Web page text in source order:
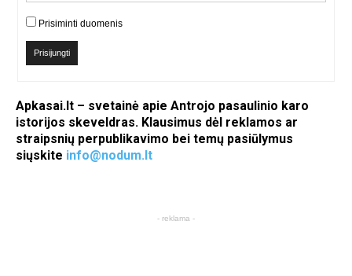
Prisiminti duomenis
Prisijungti
Apkasai.lt – svetainė apie Antrojo pasaulinio karo
istorijos skeveldras. Klausimus dėl reklamos ar
straipsnių perpublikavimo bei temų pasiūlymus
siųskite info@nodum.lt
- reklama -